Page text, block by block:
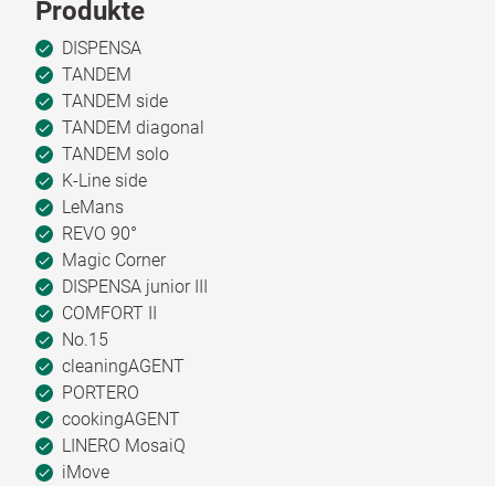
Produkte
DISPENSA
TANDEM
TANDEM side
TANDEM diagonal
TANDEM solo
K-Line side
LeMans
REVO 90°
Magic Corner
DISPENSA junior III
COMFORT II
No.15
cleaningAGENT
PORTERO
cookingAGENT
LINERO MosaiQ
iMove